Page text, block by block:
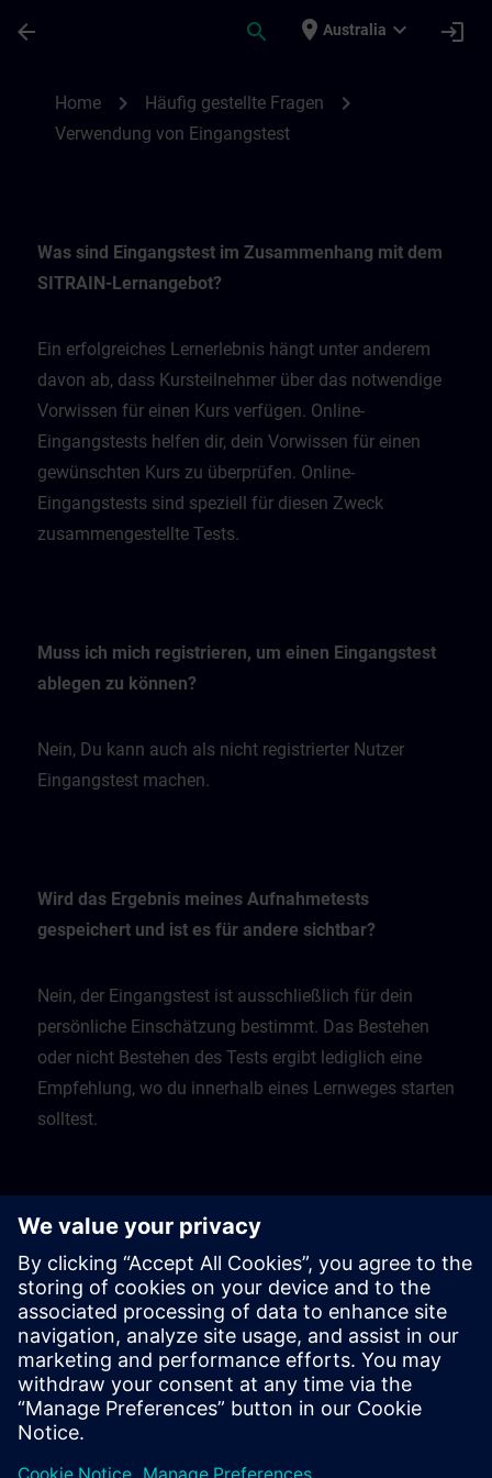
arrow_back search place Australia expand_more login
Home chevron_right Häufig gestellte Fragen chevron_right
Verwendung von Eingangstest
Was sind Eingangstest im Zusammenhang mit dem
SITRAIN-Lernangebot?
Ein erfolgreiches Lernerlebnis hängt unter anderem
davon ab, dass Kursteilnehmer über das notwendige
Vorwissen für einen Kurs verfügen. Online-
Eingangstests helfen dir, dein Vorwissen für einen
gewünschten Kurs zu überprüfen. Online-
Eingangstests sind speziell für diesen Zweck
zusammengestellte Tests.
Muss ich mich registrieren, um einen Eingangstest
ablegen zu können?
Nein, Du kann auch als nicht registrierter Nutzer
Eingangstest machen.
Wird das Ergebnis meines Aufnahmetests
gespeichert und ist es für andere sichtbar?
Nein, der Eingangstest ist ausschließlich für dein
persönliche Einschätzung bestimmt. Das Bestehen
oder nicht Bestehen des Tests ergibt lediglich eine
Empfehlung, wo du innerhalb eines Lernweges starten
solltest.
Was soll ich tun, wenn ich einen Test nicht
bestanden habe?
Die Tests geben dir dann eine Empfehlung, mit
welchem vorgeschaltetem Kurs du dein Lernen
beginnen solltest.